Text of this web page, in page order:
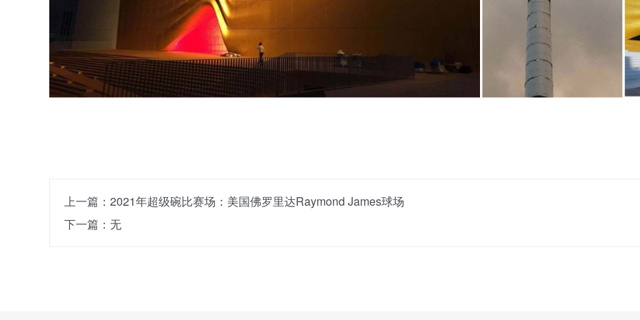
上一篇： 2021年超级碗比赛场：美国佛罗里达Raymond James球场
下一篇：无